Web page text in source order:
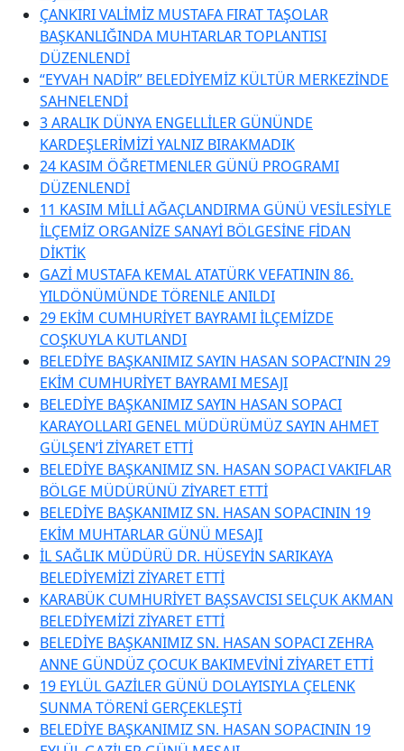
ÇANKIRI VALİMİZ MUSTAFA FIRAT TAŞOLAR
BAŞKANLIĞINDA MUHTARLAR TOPLANTISI
DÜZENLENDİ
“EYVAH NADİR” BELEDİYEMİZ KÜLTÜR MERKEZİNDE
SAHNELENDİ
3 ARALIK DÜNYA ENGELLİLER GÜNÜNDE
KARDEŞLERİMİZİ YALNIZ BIRAKMADIK
24 KASIM ÖĞRETMENLER GÜNÜ PROGRAMI
DÜZENLENDİ
11 KASIM MİLLİ AĞAÇLANDIRMA GÜNÜ VESİLESİYLE
İLÇEMİZ ORGANİZE SANAYİ BÖLGESİNE FİDAN
DİKTİK
GAZİ MUSTAFA KEMAL ATATÜRK VEFATININ 86.
YILDÖNÜMÜNDE TÖRENLE ANILDI
29 EKİM CUMHURİYET BAYRAMI İLÇEMİZDE
COŞKUYLA KUTLANDI
BELEDİYE BAŞKANIMIZ SAYIN HASAN SOPACI’NIN 29
EKİM CUMHURİYET BAYRAMI MESAJI
BELEDİYE BAŞKANIMIZ SAYIN HASAN SOPACI
KARAYOLLARI GENEL MÜDÜRÜMÜZ SAYIN AHMET
GÜLŞEN’İ ZİYARET ETTİ
BELEDİYE BAŞKANIMIZ SN. HASAN SOPACI VAKIFLAR
BÖLGE MÜDÜRÜNÜ ZİYARET ETTİ
BELEDİYE BAŞKANIMIZ SN. HASAN SOPACININ 19
EKİM MUHTARLAR GÜNÜ MESAJI
İL SAĞLIK MÜDÜRÜ DR. HÜSEYİN SARIKAYA
BELEDİYEMİZİ ZİYARET ETTİ
KARABÜK CUMHURİYET BAŞSAVCISI SELÇUK AKMAN
BELEDİYEMİZİ ZİYARET ETTİ
BELEDİYE BAŞKANIMIZ SN. HASAN SOPACI ZEHRA
ANNE GÜNDÜZ ÇOCUK BAKIMEVİNİ ZİYARET ETTİ
19 EYLÜL GAZİLER GÜNÜ DOLAYISIYLA ÇELENK
SUNMA TÖRENİ GERÇEKLEŞTİ
BELEDİYE BAŞKANIMIZ SN. HASAN SOPACININ 19